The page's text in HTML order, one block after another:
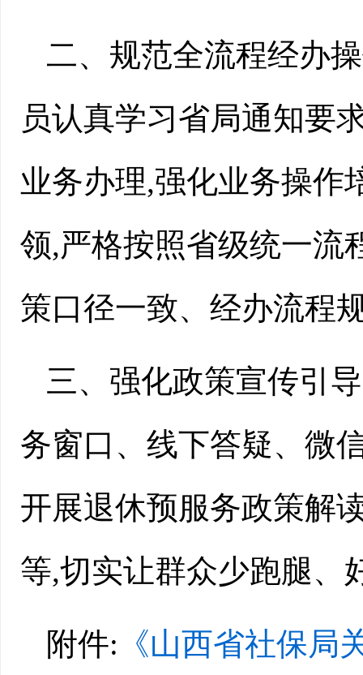
二、规范全流程经办
员认真学习省局通知要
业务办理,强化业务操作
领,严格按照省级统一流
策口径一致、经办流程
三、强化政策宣传引
务窗口、线下答疑、微
开展退休预服务政策解
等,切实让群众少跑腿、
附件: 《山西省社保